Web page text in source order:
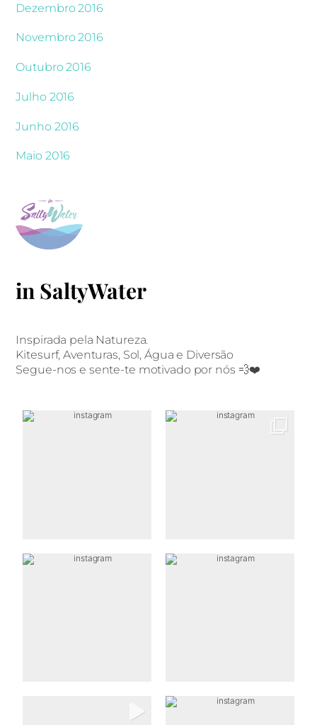
Dezembro 2016
Novembro 2016
Outubro 2016
Julho 2016
Junho 2016
Maio 2016
in SaltyWater
Inspirada pela Natureza.
Kitesurf, Aventuras, Sol, Água e Diversão
Segue-nos e sente-te motivado por nós 💨❤️